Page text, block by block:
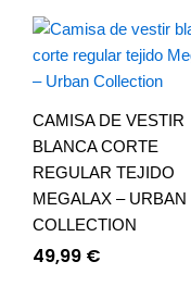
CAMISA DE VESTIR
BLANCA CORTE
REGULAR TEJIDO
MEGALAX – URBAN
COLLECTION
49,99 €